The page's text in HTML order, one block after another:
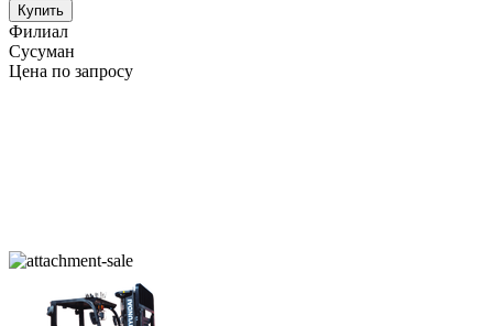
Купить
Филиал
Сусуман
Цена по запросу